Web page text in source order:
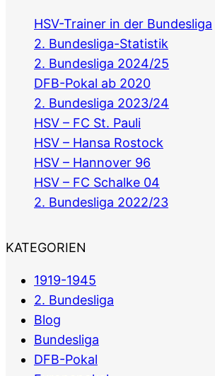
HSV-Trainer in der Bundesliga
2. Bundesliga-Statistik
2. Bundesliga 2024/25
DFB-Pokal ab 2020
2. Bundesliga 2023/24
HSV – FC St. Pauli
HSV – Hansa Rostock
HSV – Hannover 96
HSV – FC Schalke 04
2. Bundesliga 2022/23
KATEGORIEN
1919-1945
2. Bundesliga
Blog
Bundesliga
DFB-Pokal